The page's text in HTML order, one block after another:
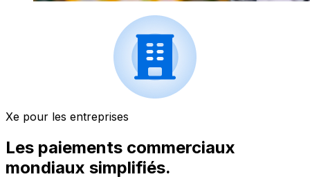
Xe pour les entreprises
Les paiements commerciaux
mondiaux simplifiés.